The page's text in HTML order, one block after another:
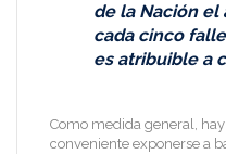
de la Nación el
cada cinco
es atribuible a
Como medida general,
conveniente exponerse a